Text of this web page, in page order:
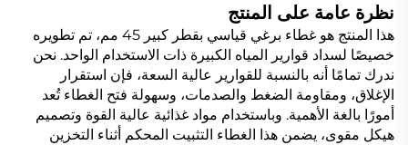
نظرة عامة على المنتج
هذا المنتج هو غطاء برغي قياسي بقطر كبير 45 مم، تم تطويره
خصيصًا لسداد قوارير المياه الكبيرة ذات الاستخدام الواحد. نحن
ندرك تمامًا أنه بالنسبة للقوارير عالية السعة، فإن استقرار
الإغلاق، ومقاومة الضغط والصدمات، وسهولة فتح الغطاء تُعد
أمورًا بالغة الأهمية. وباستخدام مواد غذائية عالية القوة وتصميم
هيكل مقوى، يضمن هذا الغطاء التثبيت المحكم أثناء التخزين